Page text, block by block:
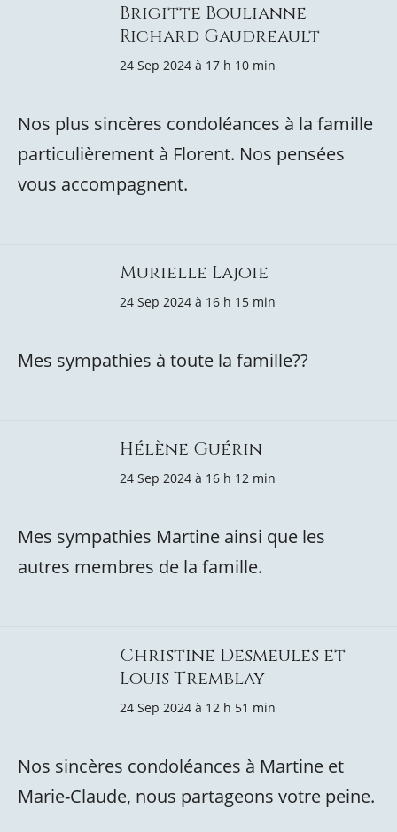
Brigitte Boulianne
Richard Gaudreault
24 Sep 2024 à 17 h 10 min
Nos plus sincères condoléances à la famille
particulièrement à Florent. Nos pensées
vous accompagnent.
Murielle Lajoie
24 Sep 2024 à 16 h 15 min
Mes sympathies à toute la famille??
Hélène Guérin
24 Sep 2024 à 16 h 12 min
Mes sympathies Martine ainsi que les
autres membres de la famille.
Christine Desmeules et
Louis Tremblay
24 Sep 2024 à 12 h 51 min
Nos sincères condoléances à Martine et
Marie-Claude, nous partageons votre peine.